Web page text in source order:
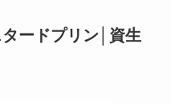
ードプリン│資生